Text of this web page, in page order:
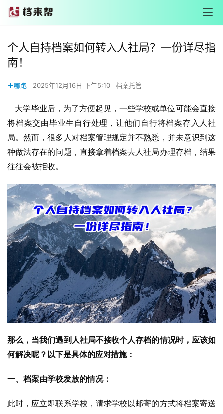
个人自持档案如何转入人社局？一份详尽指
南！
王哪跑 2025年12月16日 下午5:10 档案托管
大学毕业后，为了方便起见，一些学校或单位可能会直接
将档案交由毕业生自行处理，让他们自行将档案存入人社
局。然而，很多人对档案管理规定并不熟悉，并未意识到这
种做法存在的问题，直接拿着档案去人社局办理存档，结果
往往会被拒收。
那么，当我们遇到人社局不接收个人存档的情况时，应该如
何解决呢？以下是具体的应对措施：
一、档案由学校发放的情况：
此时，应立即联系学校，请求学校以邮寄的方式将档案寄送